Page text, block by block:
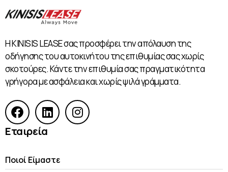
Η KINISIS LEASE σας προσφέρει την απόλαυση της
οδήγησης του αυτοκινήτου της επιθυμίας σας χωρίς
σκοτούρες. Κάντε την επιθυμία σας πραγματικότητα
γρήγορα με ασφάλεια και χωρίς ψιλά γράμματα.
Εταιρεία
Ποιοί Είμαστε